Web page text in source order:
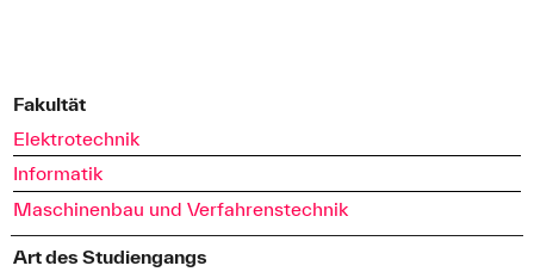
Fakultät
Elektrotechnik
Informatik
Maschinenbau und Verfahrenstechnik
Art des Studiengangs